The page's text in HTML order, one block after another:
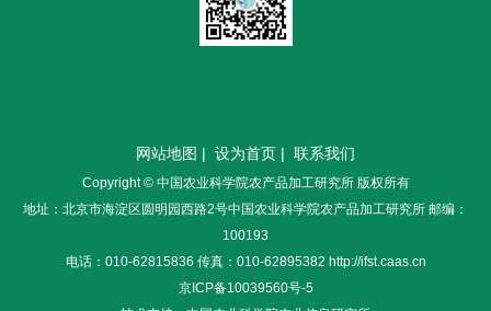
网站地图 | 设为首页 | 联系我们
Copyright © 中国农业科学院农产品加工研究所 版权所有
地址：北京市海淀区圆明园西路2号中国农业科学院农产品加工研究所 邮编：
100193
电话：010-62815836 传真：010-62895382 http://ifst.caas.cn
京ICP备10039560号-5